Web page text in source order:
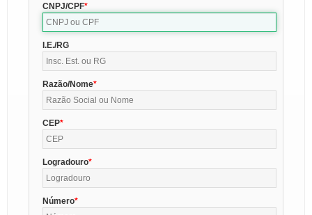
CNPJ/CPF
I.E./RG
Razão/Nome
CEP
Logradouro
Número